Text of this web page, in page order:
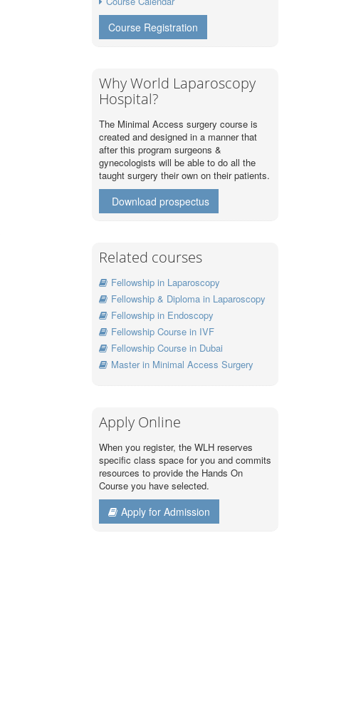
Course Registration
Why World Laparoscopy
Hospital?
The Minimal Access surgery course is
created and designed in a manner that
after this program surgeons &
gynecologists will be able to do all the
taught surgery their own on their patients.
Download prospectus
Related courses
Fellowship in Laparoscopy
Fellowship & Diploma in Laparoscopy
Fellowship in Endoscopy
Fellowship Course in IVF
Fellowship Course in Dubai
Master in Minimal Access Surgery
Apply Online
When you register, the WLH reserves
specific class space for you and commits
resources to provide the Hands On
Course you have selected.
Apply for Admission